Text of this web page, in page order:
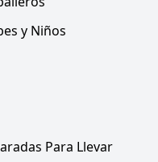
y Niños
Para Llevar